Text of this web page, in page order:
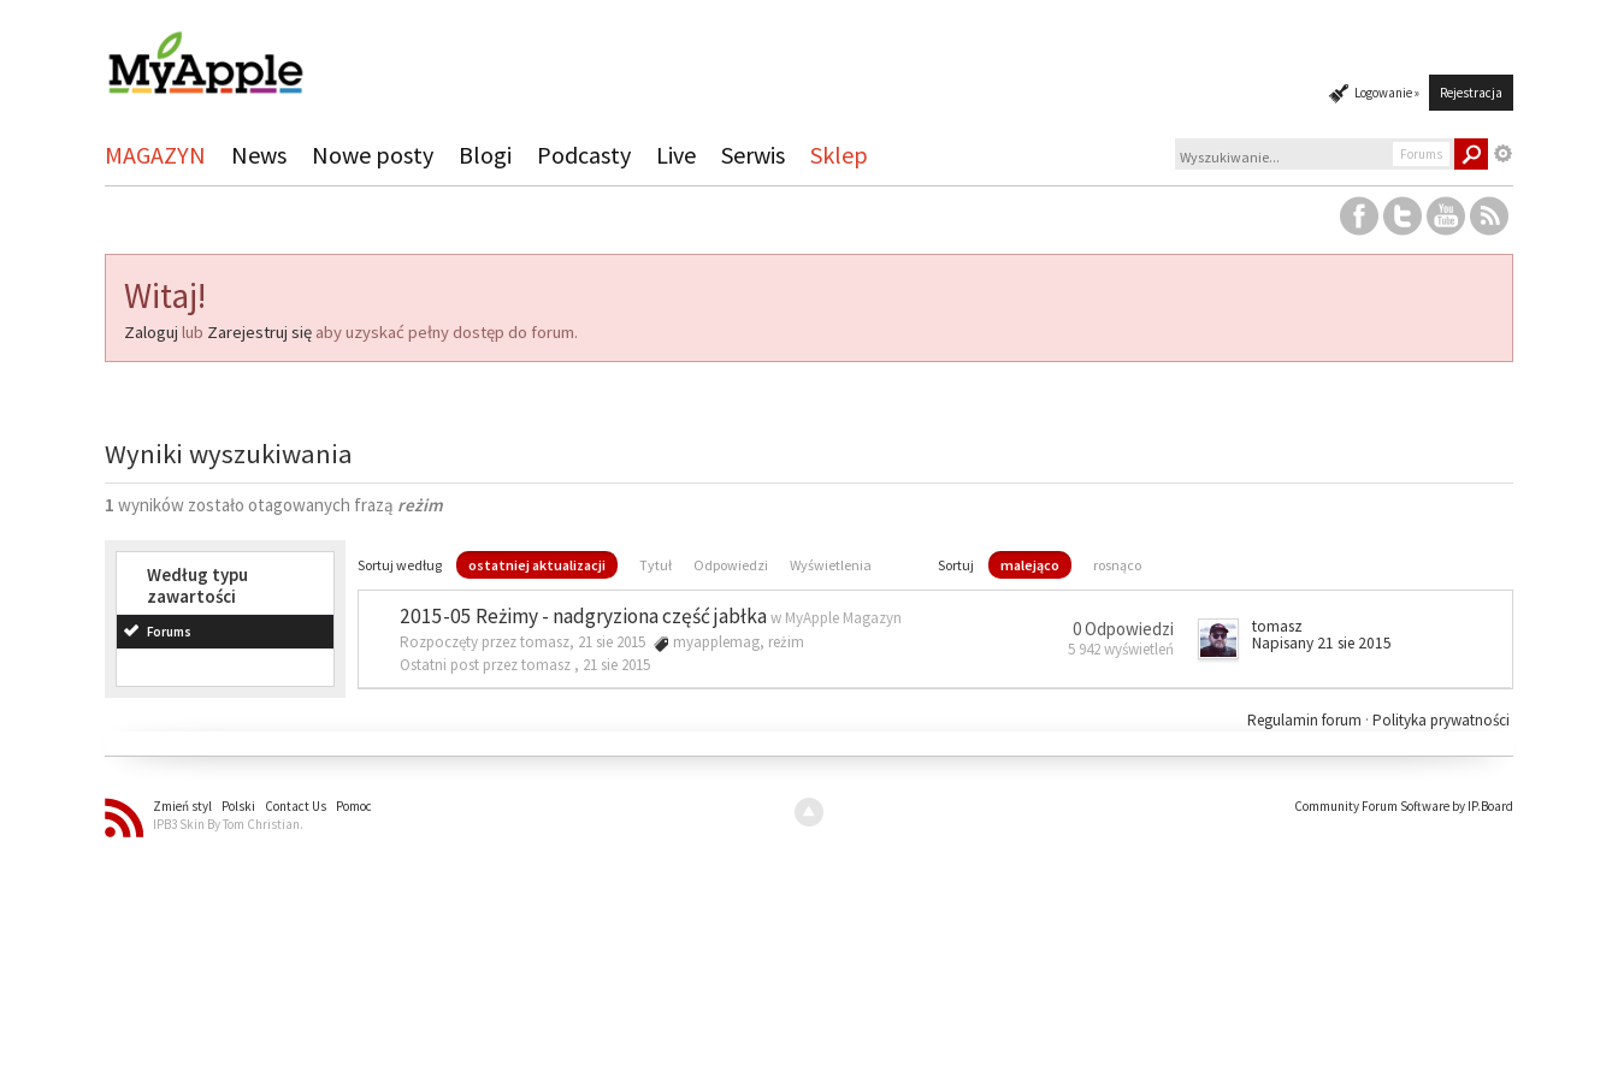
Logowanie » Rejestracja
MAGAZYN News Nowe posty Blogi Podcasty Live Serwis Sklep Forums
Witaj!
Zaloguj lub Zarejestruj się aby uzyskać pełny dostęp do forum.
Wyniki wyszukiwania
1 wyników zostało otagowanych frazą reżim
Według typu
zawartości
Forums
Sortuj według ostatniej aktualizacji Tytuł Odpowiedzi Wyświetlenia Sortuj malejąco rosnąco
2015-05 Reżimy - nadgryziona część jabłkaw MyApple Magazyn
Rozpoczęty przez tomasz, 21 sie 2015
myapplemag, reżim
Ostatni post przez tomasz , 21 sie 2015
0 Odpowiedzi
5 942 wyświetleń
tomasz
Napisany 21 sie 2015
Polityka prywatności
Regulamin forum ·
Zmień styl Polski Contact Us
Pomoc
IPB3 Skin By Tom Christian.
Community Forum Software by IP.Board